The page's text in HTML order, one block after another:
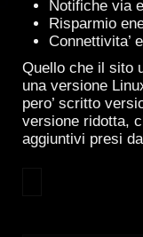
Notifiche via
Risparmio
Connettivita’
Quello che il sito
una versione
pero’ scritto
versione ridotta,
aggiuntivi presi